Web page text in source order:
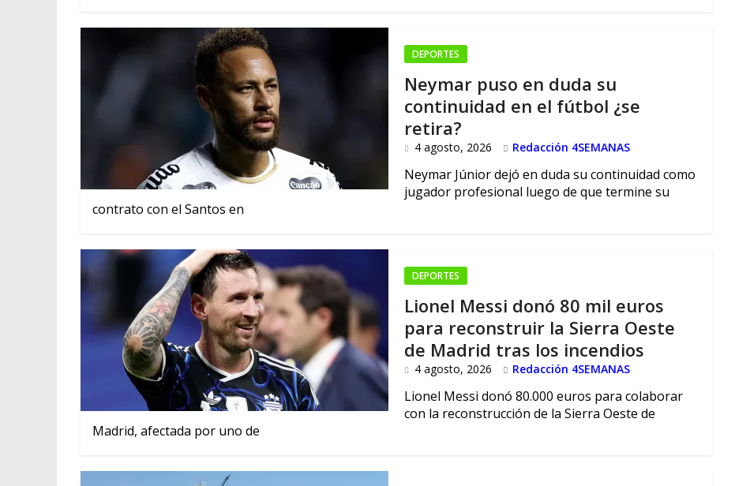
DEPORTES
Neymar puso en duda su
continuidad en el fútbol ¿se
retira?
4 agosto, 2026 Redacción 4SEMANAS
Neymar Júnior dejó en duda su continuidad como
jugador profesional luego de que termine su
contrato con el Santos en
DEPORTES
Lionel Messi donó 80 mil euros
para reconstruir la Sierra Oeste
de Madrid tras los incendios
4 agosto, 2026 Redacción 4SEMANAS
Lionel Messi donó 80.000 euros para colaborar
con la reconstrucción de la Sierra Oeste de
Madrid, afectada por uno de